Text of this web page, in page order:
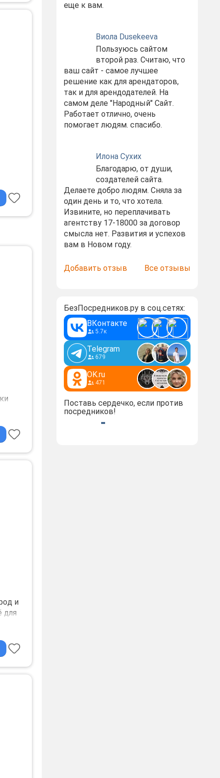
и
для
еще к вам.
Виола Dusekeeva
Пользуюсь сайтом
второй раз. Считаю, что
ваш сайт - самое лучшее
решение как для арендаторов,
так и для арендодателей. На
самом деле "Народный" Сайт.
Работает отлично, очень
помогает людям. спасибо.
Илона Сухих
Благодарю, от души,
создателей сайта.
Делаете добро людям. Сняла за
один день и то, что хотела.
Извините, но переплачивать
агентству 17-18000 за договор
смысла нет. Развития и успехов
вам в Новом году.
Добавить отзыв Все отзывы
БезПосредников.ру в соц.сетях:
ВКонтакте
5.7к
Telegram
679
OK.ru
471
Поставь сердечко, если против
посредников!